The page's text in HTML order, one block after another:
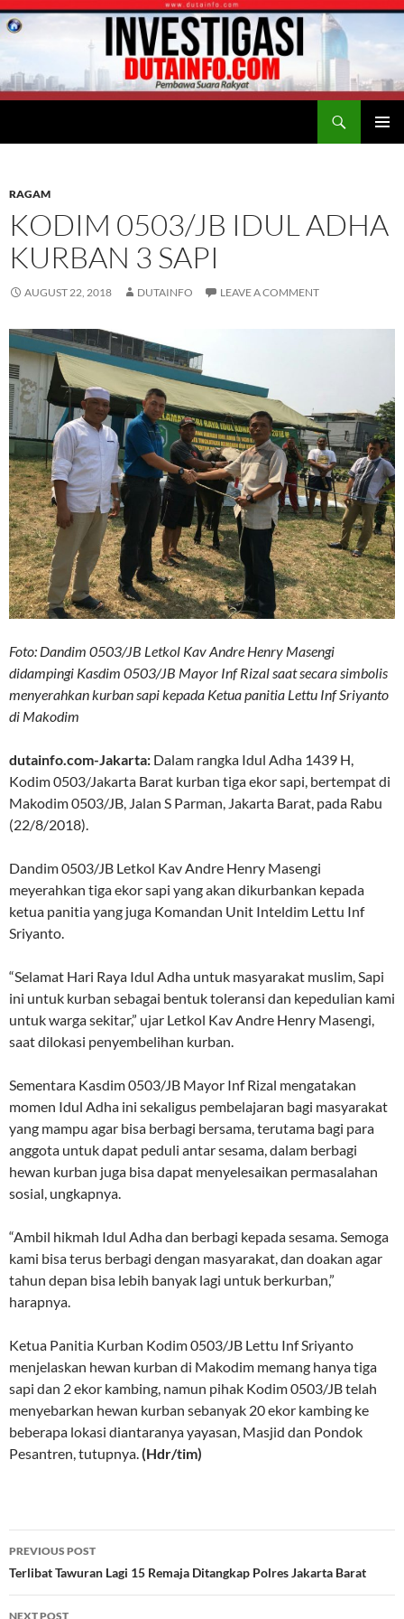
RAGAM
KODIM 0503/JB IDUL ADHA
KURBAN 3 SAPI
AUGUST 22, 2018 DUTAINFO LEAVE A COMMENT
Foto: Dandim 0503/JB Letkol Kav Andre Henry Masengi
didampingi Kasdim 0503/JB Mayor Inf Rizal saat secara simbolis
menyerahkan kurban sapi kepada Ketua panitia Lettu Inf Sriyanto
di Makodim
dutainfo.com-Jakarta: Dalam rangka Idul Adha 1439 H,
Kodim 0503/Jakarta Barat kurban tiga ekor sapi, bertempat di
Makodim 0503/JB, Jalan S Parman, Jakarta Barat, pada Rabu
(22/8/2018).
Dandim 0503/JB Letkol Kav Andre Henry Masengi
meyerahkan tiga ekor sapi yang akan dikurbankan kepada
ketua panitia yang juga Komandan Unit Inteldim Lettu Inf
Sriyanto.
“Selamat Hari Raya Idul Adha untuk masyarakat muslim, Sapi
ini untuk kurban sebagai bentuk toleransi dan kepedulian kami
untuk warga sekitar,” ujar Letkol Kav Andre Henry Masengi,
saat dilokasi penyembelihan kurban.
Sementara Kasdim 0503/JB Mayor Inf Rizal mengatakan
momen Idul Adha ini sekaligus pembelajaran bagi masyarakat
yang mampu agar bisa berbagi bersama, terutama bagi para
anggota untuk dapat peduli antar sesama, dalam berbagi
hewan kurban juga bisa dapat menyelesaikan permasalahan
sosial, ungkapnya.
“Ambil hikmah Idul Adha dan berbagi kepada sesama. Semoga
kami bisa terus berbagi dengan masyarakat, dan doakan agar
tahun depan bisa lebih banyak lagi untuk berkurban,”
harapnya.
Ketua Panitia Kurban Kodim 0503/JB Lettu Inf Sriyanto
menjelaskan hewan kurban di Makodim memang hanya tiga
sapi dan 2 ekor kambing, namun pihak Kodim 0503/JB telah
menyebarkan hewan kurban sebanyak 20 ekor kambing ke
beberapa lokasi diantaranya yayasan, Masjid dan Pondok
Pesantren, tutupnya.(Hdr/tim)
Post
navigation
PREVIOUS POST
Terlibat Tawuran Lagi 15 Remaja Ditangkap Polres Jakarta Barat
NEXT POST